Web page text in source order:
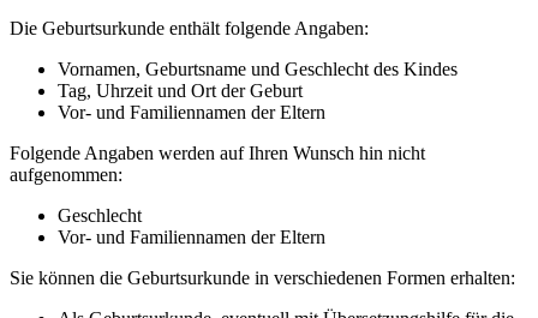
Die Geburtsurkunde enthält folgende Angaben:
Vornamen, Geburtsname und Geschlecht des Kindes
Tag, Uhrzeit und Ort der Geburt
Vor- und Familiennamen der Eltern
Folgende Angaben werden auf Ihren Wunsch hin nicht
aufgenommen:
Geschlecht
Vor- und Familiennamen der Eltern
Sie können die Geburtsurkunde in verschiedenen Formen erhalten: